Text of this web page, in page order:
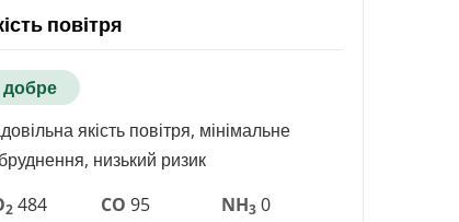
повітря
добре
якість повітря, мінімальне
низький ризик
2 484 CO 95 NH3 0